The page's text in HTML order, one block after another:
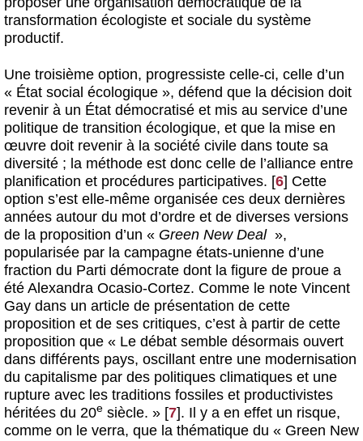
transformation écologiste et sociale du système
productif.
Une troisième option, progressiste celle-ci, celle d’un
« État social écologique », défend que la décision doit
revenir à un État démocratisé et mis au service d’une
politique de transition écologique, et que la mise en
œuvre doit revenir à la société civile dans toute sa
diversité ; la méthode est donc celle de l’alliance entre
planification et procédures participatives. [6] Cette
option s’est elle-même organisée ces deux dernières
années autour du mot d’ordre et de diverses versions
de la proposition d’un « Green New Deal »,
popularisée par la campagne états-unienne d’une
fraction du Parti démocrate dont la figure de proue a
été Alexandra Ocasio-Cortez. Comme le note Vincent
Gay dans un article de présentation de cette
proposition et de ses critiques, c’est à partir de cette
proposition que « Le débat semble désormais ouvert
dans différents pays, oscillant entre une modernisation
du capitalisme par des politiques climatiques et une
rupture avec les traditions fossiles et productivistes
héritées du 20e siècle. » [7]. Il y a en effet un risque,
comme on le verra, que la thématique du « Green New